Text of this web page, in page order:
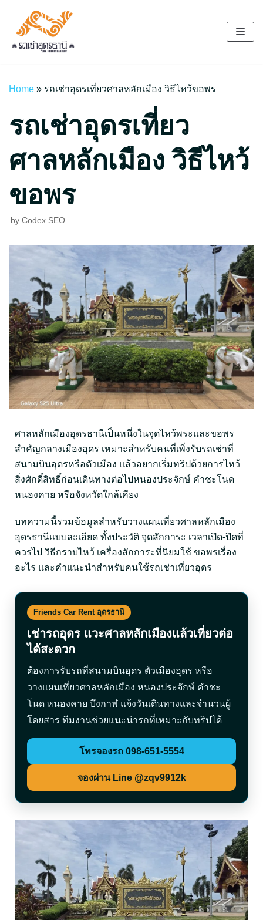
Skip
to
content
Home » รถเช่าอุดรเที่ยวศาลหลักเมือง วิธีไหว้ขอพร
รถเช่าอุดรเที่ยว
ศาลหลักเมือง วิธีไหว้
ขอพร
by Codex SEO
ศาลหลักเมืองอุดรธานีเป็นหนึ่งในจุดไหว้พระและขอพร
สำคัญกลางเมืองอุดร เหมาะสำหรับคนที่เพิ่งรับรถเช่าที่
สนามบินอุดรหรือตัวเมือง แล้วอยากเริ่มทริปด้วยการไหว้
สิ่งศักดิ์สิทธิ์ก่อนเดินทางต่อไปหนองประจักษ์ คำชะโนด
หนองคาย หรือจังหวัดใกล้เคียง
บทความนี้รวมข้อมูลสำหรับวางแผนเที่ยวศาลหลักเมือง
อุดรธานีแบบละเอียด ทั้งประวัติ จุดสักการะ เวลาเปิด-ปิดที่
ควรไป วิธีกราบไหว้ เครื่องสักการะที่นิยมใช้ ขอพรเรื่อง
อะไร และคำแนะนำสำหรับคนใช้รถเช่าเที่ยวอุดร
Friends Car Rent อุดรธานี
เช่ารถอุดร แวะศาลหลักเมืองแล้วเที่ยวต่อ
ได้สะดวก
ต้องการรับรถที่สนามบินอุดร ตัวเมืองอุดร หรือ
วางแผนเที่ยวศาลหลักเมือง หนองประจักษ์ คำชะ
โนด หนองคาย บึงกาฬ แจ้งวันเดินทางและจำนวนผู้
โดยสาร ทีมงานช่วยแนะนำรถที่เหมาะกับทริปได้
โทรจองรถ 098-651-5554
จองผ่าน Line @zqv9912k